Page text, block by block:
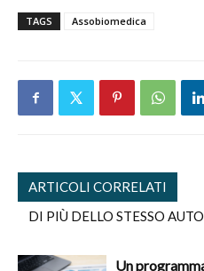
TAGS Assobiomedica
ARTICOLI CORRELATI
DI PIÙ DELLO STESSO
Un